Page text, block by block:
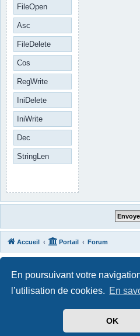
En poursuivant votre
l’utilisation de cookies. En
OK
FileOpen
Asc
FileDelete
Cos
RegWrite
IniDelete
IniWrite
Dec
StringLen
Accueil Portail Forum
Traduit par